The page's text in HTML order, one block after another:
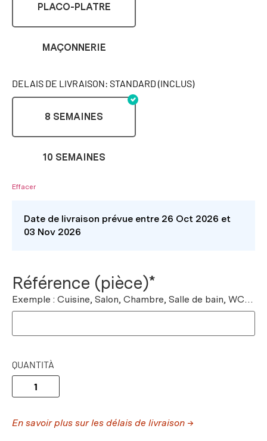
PLACO-PLATRE
MAÇONNERIE
DELAIS DE LIVRAISON: STANDARD (INCLUS)
8 SEMAINES
10 SEMAINES
Effacer
Date de livraison prévue entre 26 Oct 2026 et
03 Nov 2026
Référence (pièce)*
Exemple : Cuisine, Salon, Chambre, Salle de bain, WC…
QUANTITÀ
En savoir plus sur les délais de livraison →